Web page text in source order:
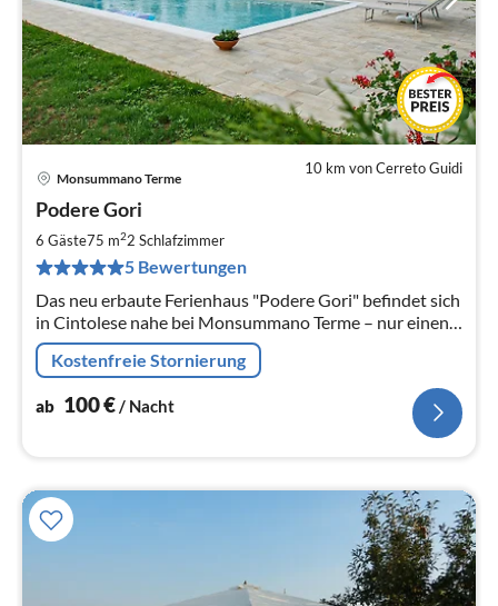
10 km von Cerreto Guidi
Monsummano Terme
Podere Gori
6 Gäste75 m22 Schlafzimmer
5 Bewertungen
Das neu erbaute Ferienhaus "Podere Gori" befindet sich
in Cintolese nahe bei Monsummano Terme – nur einen
Katzensprung entfernt von den berühmten Thermen
der Grotta Giusti.
Kostenfreie Stornierung
ab 100€ / Nacht